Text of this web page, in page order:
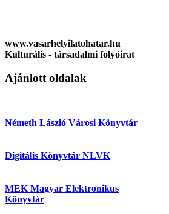
www.vasarhelyilatohatar.hu
Kulturális - társadalmi folyóirat
Ajánlott oldalak
Németh László Városi Könyvtár
Digitális Könyvtár NLVK
MEK Magyar Elektronikus
Könyvtár